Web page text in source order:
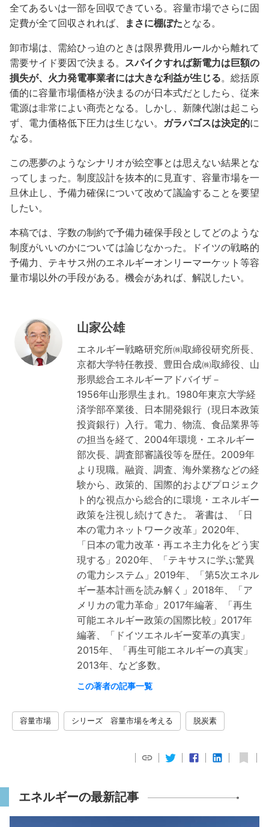
全てあるいは一部を回収できている。容量市場でさらに固
定費が全て回収されれば、
まさに棚ぼたとなる。
卸市場は、需給ひっ迫のときは限界費用ルールから離れて
需要サイド要因で決まる。 スパイクすれば新電力は巨額の
損失が、火力発電事業者には大きな利益が生じる。総括原
価的に容量市場価格が決まるのが日本式だとしたら、従来
電源は非常によい商売となる。しかし、新陳代謝は起こら
ず、電力価格低下圧力は生じない。 ガラパゴスは決定的に
なる。
この悪夢のようなシナリオが絵空事とは思えない結果とな
ってしまった。制度設計を抜本的に見直す、容量市場を一
旦休止し、予備力確保について改めて議論することを要望
したい。
本稿では、字数の制約で予備力確保手段としてどのような
制度がいいのかについては論じなかった。ドイツの戦略的
予備力、テキサス州のエネルギーオンリーマーケット等容
量市場以外の手段がある。機会があれば、解説したい。
山家公雄
エネルギー戦略研究所㈱取締役研究所長、
京都大学特任教授、豊田合成㈱取締役、山
形県総合エネルギーアドバイザ－
1956年山形県生まれ。1980年東京大学経
済学部卒業後、日本開発銀行（現日本政策
投資銀行）入行。電力、物流、食品業界等
の担当を経て、2004年環境・エネルギー
部次長、調査部審議役等を歴任。2009年
より現職。融資、調査、海外業務などの経
験から、政策的、国際的およびプロジェク
ト的な視点から総合的に環境・エネルギー
政策を注視し続けてきた。 著書は、「日
本の電力ネットワーク改革」2020年、
「日本の電力改革・再エネ主力化をどう実
現する」2020年、「テキサスに学ぶ驚異
の電力システム」2019年、「第5次エネル
ギー基本計画を読み解く」2018年、「ア
メリカの電力革命」2017年編著、「再生
可能エネルギー政策の国際比較」2017年
編著、「ドイツエネルギー変革の真実」
2015年、「再生可能エネルギーの真実」
2013年、など多数。
この著者の記事一覧
容量市場 シリーズ 容量市場を考える 脱炭素
エネルギーの最新記事